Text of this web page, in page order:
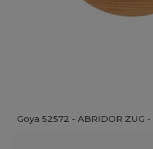
Goya 52572 - ABRIDOR ZUG -